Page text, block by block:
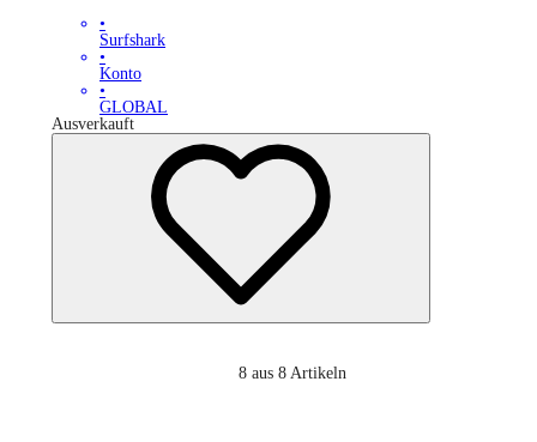
•
Surfshark
•
Konto
•
GLOBAL
Ausverkauft
8 aus 8 Artikeln